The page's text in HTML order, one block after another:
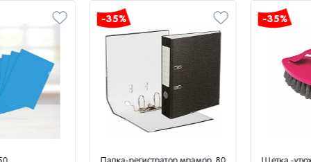
-35% -35%